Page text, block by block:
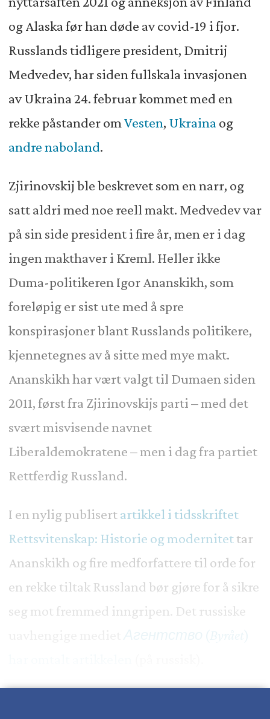
og Alaska før han døde av covid-19 i fjor.
Russlands tidligere president, Dmitrij
Medvedev, har siden fullskala invasjonen
av Ukraina 24. februar kommet med en
rekke påstander om Vesten, Ukraina og
andre naboland.
Zjirinovskij ble beskrevet som en narr, og
satt aldri med noe reell makt. Medvedev var
på sin side president i fire år, men er i dag
ingen makthaver i Kreml. Heller ikke
Duma-politikeren Igor Ananskikh, som
foreløpig er sist ute med å spre
konspirasjoner blant Russlands politikere,
kjennetegnes av å sitte med mye makt.
Ananskikh har vært valgt til Dumaen siden
2011, først fra Zjirinovskijs parti – med det
svært misvisende navnet
Liberaldemokratene – men i dag fra partiet
Rettferdig Russland.
I en nylig publisertartikkel i tidsskriftet
Rettsvitenskap: Historie og modernitettar
Ananskikh og fire medforfattere til orde for
en rekke tiltak Russland bør gjøre for å sikre
seg mot fremmed inngripen. Det russiske
Агентство